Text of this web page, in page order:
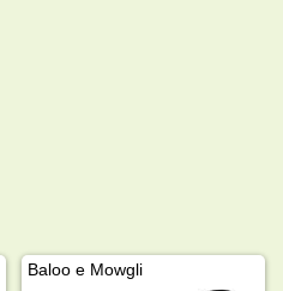
Baloo e Mowgli